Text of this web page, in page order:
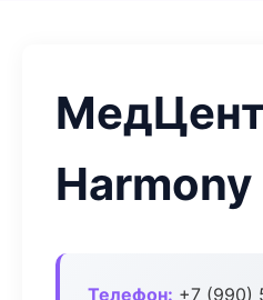
Harmony
Телефон: +7 (990)